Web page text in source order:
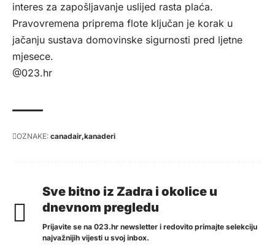
interes za zapošljavanje uslijed rasta plaća.
Pravovremena priprema flote ključan je korak u
jačanju sustava domovinske sigurnosti pred ljetne
mjesece.
@023.hr
OZNAKE: canadair kanaderi
Sve bitno iz Zadra i okolice u
dnevnom pregledu
Prijavite se na 023.hr newsletter i redovito primajte selekciju
najvažnijih vijesti u svoj inbox.